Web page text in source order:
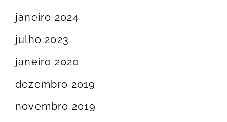
janeiro 2024
julho 2023
janeiro 2020
dezembro 2019
novembro 2019